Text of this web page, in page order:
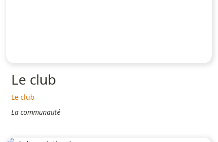
Le club
Le club
La communauté